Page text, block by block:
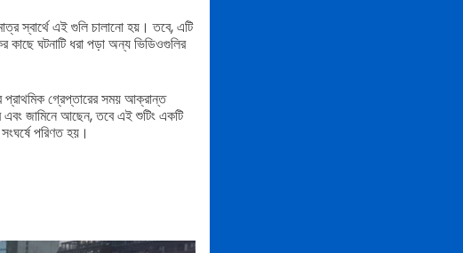
স্বার্থে এই গুলি চালানো হয়। তবে, এটি
কাছে ঘটনাটি ধরা পড়া অন্য ভিডিওগুলির
গ্রেপ্তারের সময় আক্রান্ত
এবং জামিনে আছেন, তবে এই শুটিং একটি
পরিণত হয়।